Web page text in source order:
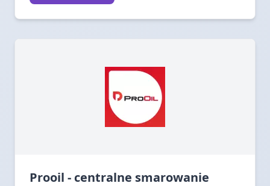
Prooil - centralne smarowanie